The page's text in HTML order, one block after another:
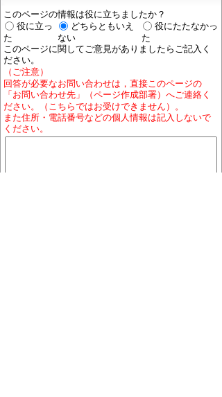
このページの情報は役に立ちましたか？
役に立っ
た
どちらともいえ
ない
役にたたなかっ
た
このページに関してご意見がありましたらご記入く
ださい。
（ご注意）
回答が必要なお問い合わせは，直接このページの
「お問い合わせ先」（ページ作成部署）へご連絡く
ださい。（こちらではお受けできません）。
また住所・電話番号などの個人情報は記入しないで
ください。